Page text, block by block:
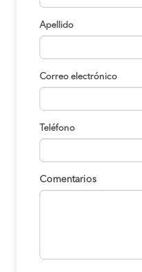
Apellido
Correo electrónico
Teléfono
Comentarios